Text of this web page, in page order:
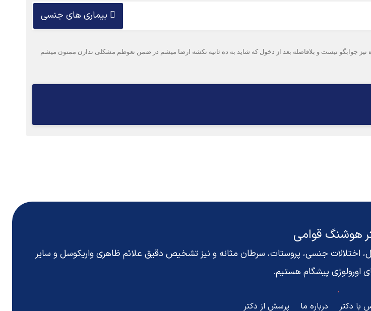
بیماری های جنسی
نیز جوابگو نیست و بلافاصله بعد از دخول که شاید به ده ثانیه نکشه ارضا میشم در ضمن نعوظم مشکلی ندارن ممنون میشم
هوشنگ قوامی
اختلالات جنسی، پروستات، سرطان مثانه و نیز تشخیص دقیق علائم ظاهری واریکوسلو سایر
اورولوژی پیشگام هستیم.
با دکتر درباره ما پرسش از دکتر